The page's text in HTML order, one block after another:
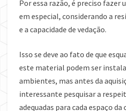
Por essa razão, é preciso fazer
em especial, considerando a
e a capacidade de vedação.
Isso se deve ao fato de que
este material podem ser
ambientes, mas antes da
interessante pesquisar a
adequadas para cada espaço da